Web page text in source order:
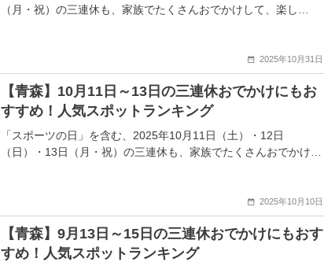
（月・祝）の三連休も、家族でたくさんおでかけして、楽し…
2025年10月31日
【青森】10月11日～13日の三連休おでかけにもお
すすめ！人気スポットランキング
「スポーツの日」を含む、2025年10月11日（土）・12日
（日）・13日（月・祝）の三連休も、家族でたくさんおでかけ…
2025年10月10日
【青森】9月13日～15日の三連休おでかけにもおす
すめ！人気スポットランキング